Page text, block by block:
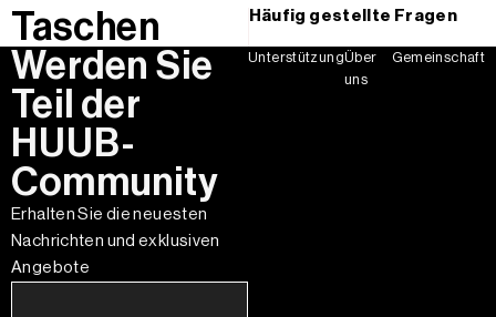
Taschen Häufig gestellte Fragen
Werden Sie
Teil der
HUUB-
Community
Erhalten Sie die neuesten
Nachrichten und exklusiven
Angebote
UnterstützungÜber
uns
Gemeinschaft